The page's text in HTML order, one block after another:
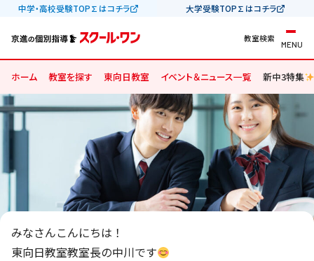
中学・高校受験TOP∑はコチラ 大学受験TOP∑はコチラ
教室検索
MENU
ホーム 教室を探す 東向日教室 イベント＆ニュース一覧 新中3特集
みなさんこんにちは！
東向日教室教室長の中川です